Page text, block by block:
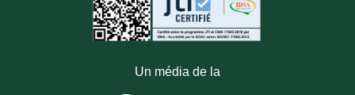
Un média de la